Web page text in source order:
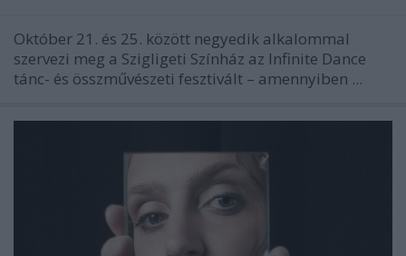
Október 21. és 25. között negyedik alkalommal
szervezi meg a Szigligeti Színház az Infinite Dance
tánc- és összművészeti fesztivált – amennyiben ...